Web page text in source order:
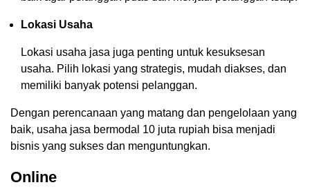
Lokasi Usaha
Lokasi usaha jasa juga penting untuk kesuksesan
usaha. Pilih lokasi yang strategis, mudah diakses, dan
memiliki banyak potensi pelanggan.
Dengan perencanaan yang matang dan pengelolaan yang
baik, usaha jasa bermodal 10 juta rupiah bisa menjadi
bisnis yang sukses dan menguntungkan.
Online